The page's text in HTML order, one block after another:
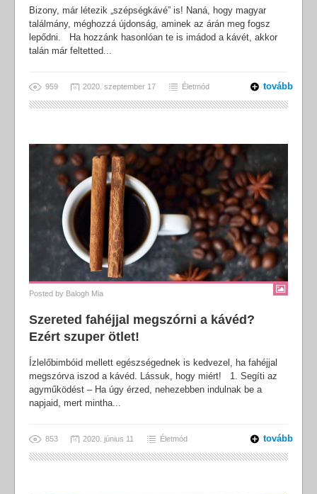
Bizony, már létezik „szépségkávé” is! Naná, hogy magyar
találmány, méghozzá újdonság, aminek az árán meg fogsz
lepődni. Ha hozzánk hasonlóan te is imádod a kávét, akkor
talán már feltetted...
959 2020. szeptember 17 Életmód tovább
Posted by Balogh Mia
Szereted fahéjjal megszórni a kávéd?
Ezért szuper ötlet!
Ízlelőbimbóid mellett egészségednek is kedvezel, ha fahéjjal
megszórva iszod a kávéd. Lássuk, hogy miért! 1. Segíti az
agyműködést – Ha úgy érzed, nehezebben indulnak be a
napjaid, mert mintha...
853 2020. június 11 Életmód tovább